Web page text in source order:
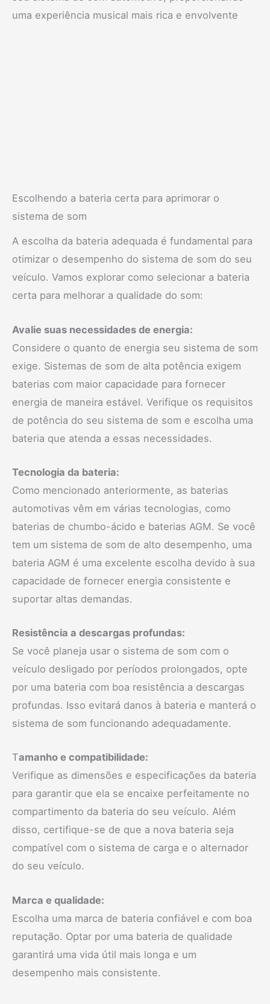
uma experiência musical mais rica e envolvente
Escolhendo a bateria certa para aprimorar o
sistema de som
A escolha da bateria adequada é fundamental para
otimizar o desempenho do sistema de som do seu
veículo. Vamos explorar como selecionar a bateria
certa para melhorar a qualidade do som:
Avalie suas necessidades de energia:
Considere o quanto de energia seu sistema de som
exige. Sistemas de som de alta potência exigem
baterias com maior capacidade para fornecer
energia de maneira estável. Verifique os requisitos
de potência do seu sistema de som e escolha uma
bateria que atenda a essas necessidades.
Tecnologia da bateria:
Como mencionado anteriormente, as baterias
automotivas vêm em várias tecnologias, como
baterias de chumbo-ácido e baterias AGM. Se você
tem um sistema de som de alto desempenho, uma
bateria AGM é uma excelente escolha devido à sua
capacidade de fornecer energia consistente e
suportar altas demandas.
Resistência a descargas profundas:
Se você planeja usar o sistema de som com o
veículo desligado por períodos prolongados, opte
por uma bateria com boa resistência a descargas
profundas. Isso evitará danos à bateria e manterá o
sistema de som funcionando adequadamente.
Tamanho e compatibilidade:
Verifique as dimensões e especificações da bateria
para garantir que ela se encaixe perfeitamente no
compartimento da bateria do seu veículo. Além
disso, certifique-se de que a nova bateria seja
compatível com o sistema de carga e o alternador
do seu veículo.
Marca e qualidade:
Escolha uma marca de bateria confiável e com boa
reputação. Optar por uma bateria de qualidade
garantirá uma vida útil mais longa e um
desempenho mais consistente.